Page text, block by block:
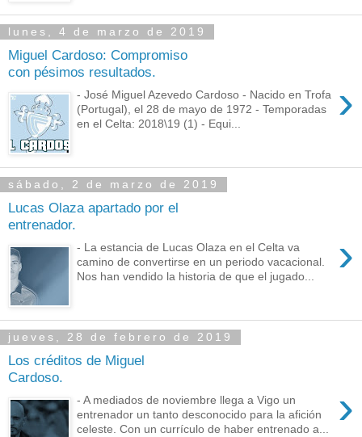
lunes, 4 de marzo de 2019
Miguel Cardoso: Compromiso
con pésimos resultados.
›
- José Miguel Azevedo Cardoso - Nacido en Trofa
(Portugal), el 28 de mayo de 1972 - Temporadas
en el Celta: 2018\19 (1) - Equi...
sábado, 2 de marzo de 2019
Lucas Olaza apartado por el
entrenador.
›
- La estancia de Lucas Olaza en el Celta va
camino de convertirse en un periodo vacacional.
Nos han vendido la historia de que el jugado...
jueves, 28 de febrero de 2019
Los créditos de Miguel
Cardoso.
›
- A mediados de noviembre llega a Vigo un
entrenador un tanto desconocido para la afición
celeste. Con un currículo de haber entrenado a...